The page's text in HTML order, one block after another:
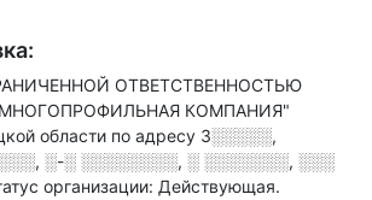
ОТВЕТСТВЕННОСТЬЮ
КОМПАНИЯ"
области по адресу 3░░░░░,
░-░ ░░░░░░░░, ░ ░░░░░░░, ░░░
организации: Действующая.